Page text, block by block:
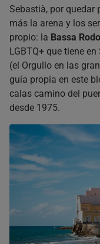
Sebastià, por quedar
más la arena y los
propio: la Bassa
LGBTQ+ que tiene
(el Orgullo en las
guía propia en este
calas camino del
desde 1975.